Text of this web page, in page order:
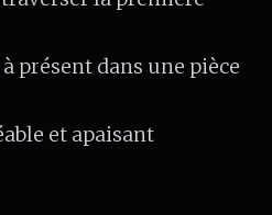
présent dans une pièce
et apaisant